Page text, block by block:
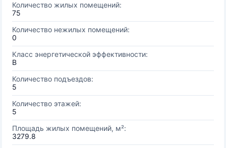
Количество жилых помещений:
75
Количество нежилых помещений:
0
Класс энергетической эффективности:
B
Количество подъездов:
5
Количество этажей:
5
Площадь жилых помещений, м²:
3279.8